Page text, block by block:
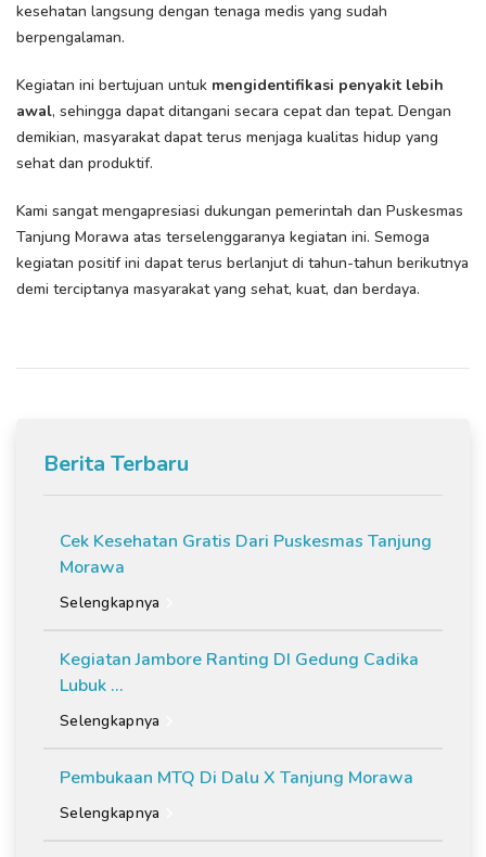
kesehatan langsung dengan tenaga medis yang sudah
berpengalaman.
Kegiatan ini bertujuan untuk mengidentifikasi penyakit lebih
awal, sehingga dapat ditangani secara cepat dan tepat. Dengan
demikian, masyarakat dapat terus menjaga kualitas hidup yang
sehat dan produktif.
Kami sangat mengapresiasi dukungan pemerintah dan Puskesmas
Tanjung Morawa atas terselenggaranya kegiatan ini. Semoga
kegiatan positif ini dapat terus berlanjut di tahun-tahun berikutnya
demi terciptanya masyarakat yang sehat, kuat, dan berdaya.
Berita Terbaru
Cek Kesehatan Gratis Dari Puskesmas Tanjung
Morawa
Selengkapnya
Kegiatan Jambore Ranting DI Gedung Cadika
Lubuk ...
Selengkapnya
Pembukaan MTQ Di Dalu X Tanjung Morawa
Selengkapnya